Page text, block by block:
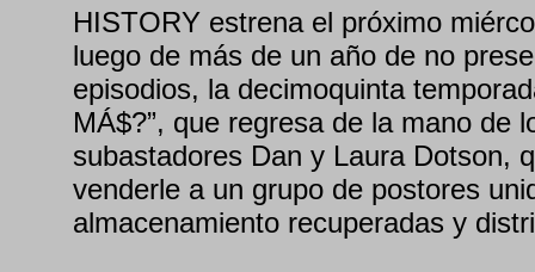
HISTORY estrena el próximo
luego de más de un año de no
episodios, la decimoquinta
MÁ$?”, que regresa de la mano de
subastadores Dan y Laura Dotson,
venderle a un grupo de postores
almacenamiento recuperadas y